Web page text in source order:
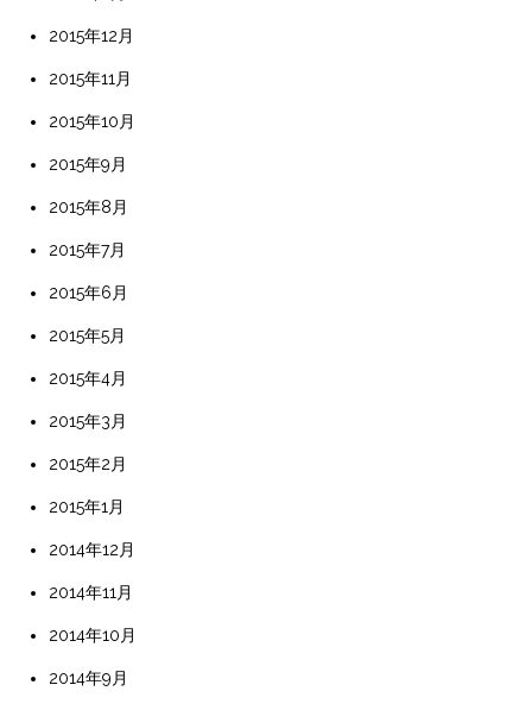
2015年12月
2015年11月
2015年10月
2015年9月
2015年8月
2015年7月
2015年6月
2015年5月
2015年4月
2015年3月
2015年2月
2015年1月
2014年12月
2014年11月
2014年10月
2014年9月